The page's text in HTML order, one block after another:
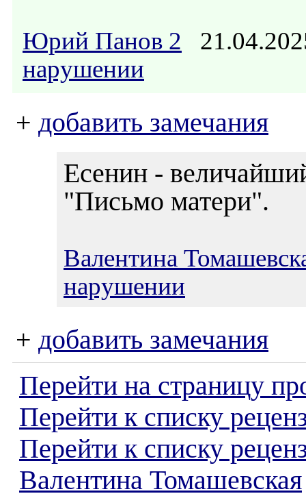
Юрий Панов 2
нарушении
+ добавить замечания
Есенин -
"Письмо матери".
Валентина
нарушении
+ добавить замечания
Перейти на страницу
Перейти к списку
Перейти к списку
Валентина Томашевская